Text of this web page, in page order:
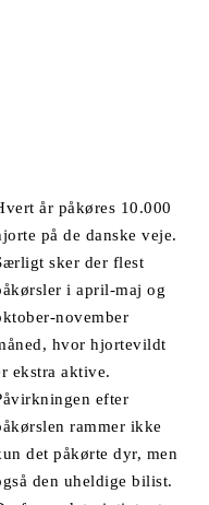
år påkøres 10.000
på de danske veje.
sker der flest
i april-maj og
november
hvor hjortevildt
ekstra aktive.
efter
rammer ikke
det påkørte dyr, men
den uheldige bilist.